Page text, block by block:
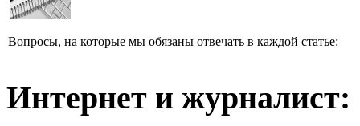
Вопросы, на которые мы обязаны отвечать в каждой статье:
Интернет и журналист: